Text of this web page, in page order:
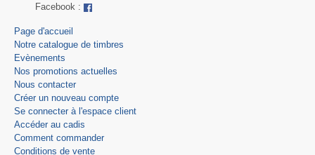
Facebook :
Page d'accueil
Notre catalogue de timbres
Evènements
Nos promotions actuelles
Nous contacter
Créer un nouveau compte
Se connecter à l'espace client
Accéder au cadis
Comment commander
Conditions de vente